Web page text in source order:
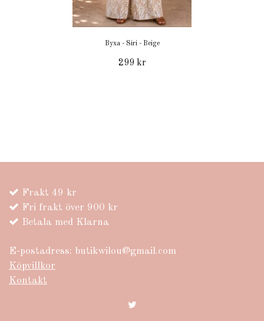
Byxa - Siri - Beige
299 kr
Frakt 49 kr
Fri frakt över 900 kr
Betala med Klarna
E-postadress: butikwilou@gmail.com
Köpvillkor
Kontakt